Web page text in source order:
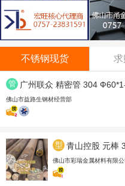
不锈钢现货 求
管
材
广州联众 精密管 304
佛山市益路生钢材经营部
型
材
青山控股 元棒
佛山市彩瑞金属材料有限公